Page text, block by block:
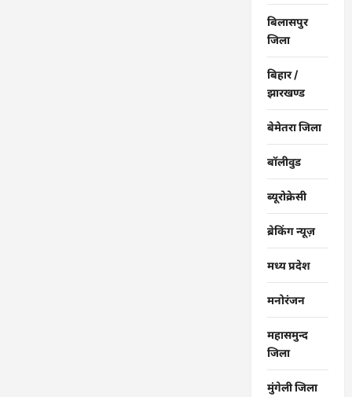
बिलासपुर
जिला
बिहार /
झारखण्ड
बेमेतरा जिला
बॉलीवुड
ब्यूरोक्रेसी
ब्रेकिंग न्यूज़
मध्य प्रदेश
मनोरंजन
महासमुन्द
जिला
मुंगेली जिला